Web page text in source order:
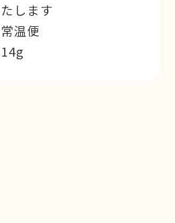
たします
常温便
14g